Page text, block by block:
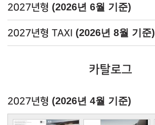
2027년형 (2026년 6월 기준)
2027년형 TAXI (2026년 8월 기준)
카탈로그
2027년형 (2026년 4월 기준)